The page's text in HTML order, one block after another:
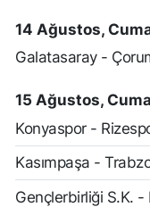
14 Ağustos,
Galatasaray -
15 Ağustos,
Konyaspor -
Kasımpaşa -
Gençlerbirliği S.K. -